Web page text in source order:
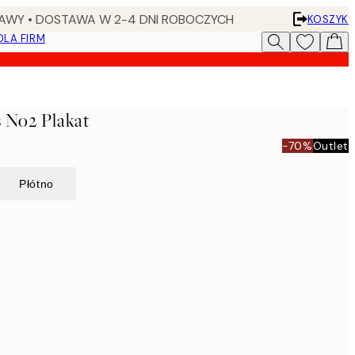
• DOSTAWA W 2-4 DNI ROBOCZYCH
KOSZYK
FIRM
Plakat
-70%Outlet
Płótno